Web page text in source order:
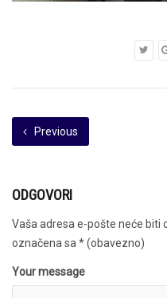
Previous
ODGOVORI
Vaša adresa e-pošte neće biti
označena sa * (obavezno)
Your message